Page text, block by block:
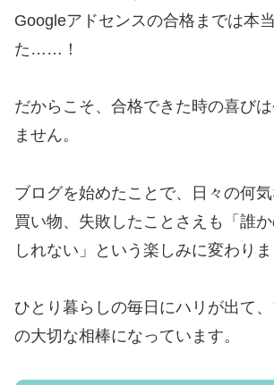
Googleアドセンスの合格までは本
た……！
だからこそ、合格できた時の喜び
ません。
ブログを始めたことで、日々の何
買い物、失敗したことさえも「誰
しれない」という楽しみに変わりま
ひとり暮らしの毎日にハリが出て
の大切な相棒になっています。